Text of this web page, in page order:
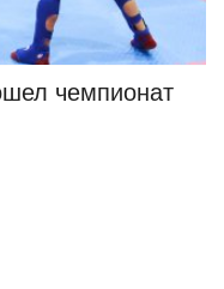
Павлодарские